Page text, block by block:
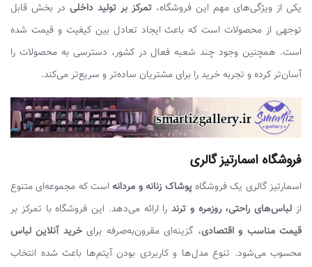
یکی از ویژگی‌های مهم این فروشگاه، تمرکز بر تولید داخلی در بخش قابل
توجهی از محصولات است که باعث ایجاد تعادل بین کیفیت و قیمت شده
است. همچنین وجود چند شعبه فعال در کشور، دسترسی به محصولات را
آسان‌تر کرده و تجربه خرید را برای مشتریان ساده‌تر و سریع‌تر می‌کند.
فروشگاه اسمارتیز گالری
اسمارتیز گالری یک فروشگاهپوشاک زنانه و مردانه است که مجموعه‌ای متنوع
از لباس‌های راحتی، روزمره و ترندرا ارائه می‌دهد. این فروشگاه با تمرکز بر
قیمت مناسب و اقتصادی، گزینه‌ای مقرون‌به‌صرفه برایخرید آنلاین لباس
محسوب می‌شود. تنوع مدل‌ها و کاربردی بودن آیتم‌ها باعث شده انتخاب